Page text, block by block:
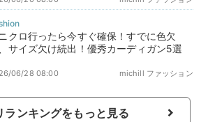
クロ行ったら今すぐ確保！すでに色欠
サイズ欠け続出！優秀カーディガン5選
michill ファッション
06/28 08:00
ランキングをもっと見る